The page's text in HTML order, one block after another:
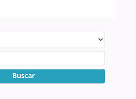
Buscar